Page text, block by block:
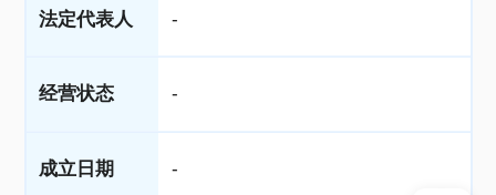
法定代表人 -
经营状态 -
成立日期 -